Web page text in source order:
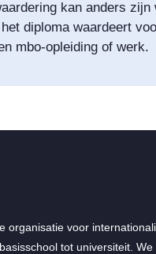
kan anders zijn
diploma waardeert
mbo-opleiding of werk.
organisatie voor
tot universiteit.